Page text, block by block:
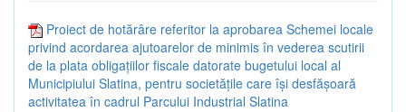
Proiect de hotărâre referitor la aprobarea Schemei locale
privind acordarea ajutoarelor de minimis în vederea scutirii
de la plata obligațiilor fiscale datorate bugetului local al
Municipiului Slatina, pentru societățile care își desfășoară
activitatea în cadrul Parcului Industrial Slatina